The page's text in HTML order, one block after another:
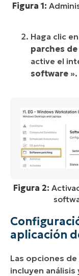
Figura 1:
Haga clic
parches
active el
software ».
Figura 2:
aplicación
Las opciones de
incluyen